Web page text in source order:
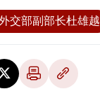
交部副部长杜雄越